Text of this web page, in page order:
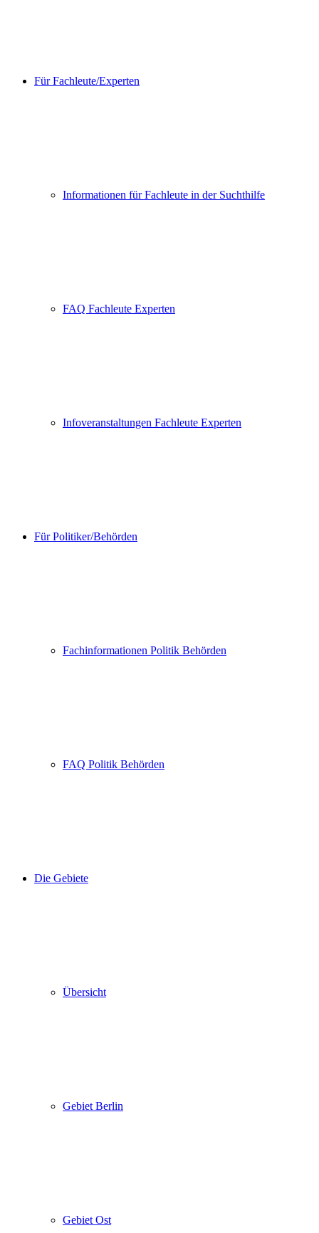
Für Fachleute/Experten
Informationen für Fachleute in der Suchthilfe
FAQ Fachleute Experten
Infoveranstaltungen Fachleute Experten
Für Politiker/Behörden
Fachinformationen Politik Behörden
FAQ Politik Behörden
Die Gebiete
Übersicht
Gebiet Berlin
Gebiet Ost